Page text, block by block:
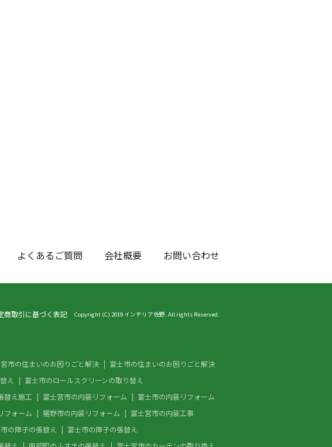
よくあるご質問 会社概要 お問い合わせ
商取引に基づく表記 Copyright (C) 2019 インテリア佐野. All rights Reserved.
市の住まいのお困りごと解決
富士市の住まいのお困りごと解決
え
富士市のロールスクリーンの取り替え
替え施工 富士宮市の内装リフォーム
富士市の内装リフォーム
フォーム 裾野市の内装リフォーム
富士宮市の内装工事
の障子の張替え
富士市の障子の張替え